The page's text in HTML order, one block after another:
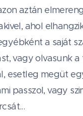
aztán
ahol
a saját
vagy olvasunk a
esetleg megüt
passzol, vagy